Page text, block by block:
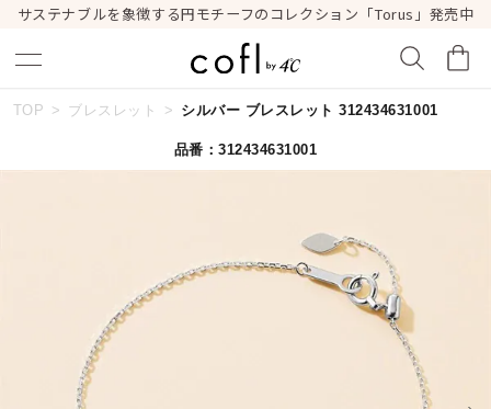
サステナブルを象徴する円モチーフのコレクション「Torus」発売中
キーワードで検索する
#ダイヤモンド ネックレス
#くまのプーさん #ジュエリー
ブランド cofl by ４℃
TOP ブレスレット シルバー ブレスレット 312434631001
品番：312434631001